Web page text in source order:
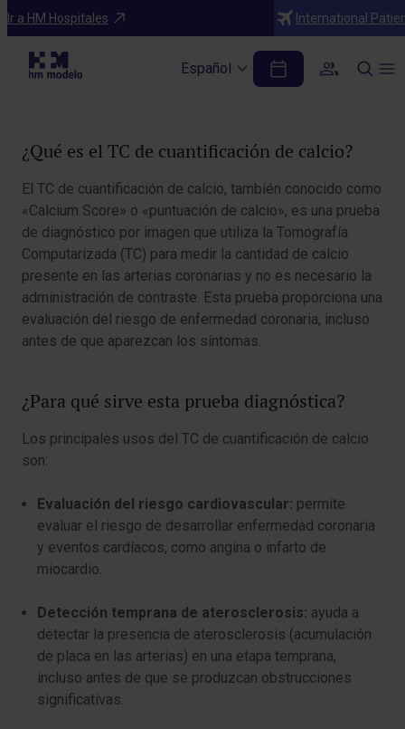
Ir a HM Hospitales International
Español
Diagnósticos
TC cuantificación de calcio
¿Qué es el TC de cuantificación de calcio?
El TC de cuantificación de calcio, también conocido como
«Calcium Score» o «puntuación de calcio», es una prueba
de diagnóstico por imagen que utiliza la Tomografía
Computarizada (TC) para medir la cantidad de calcio
presente en las arterias coronarias y no es necesario la
administración de contraste. Esta prueba proporciona una
evaluación del riesgo de enfermedad coronaria, incluso
antes de que aparezcan los síntomas.
¿Para qué sirve esta prueba diagnóstica?
Los principales usos del TC de cuantificación de calcio
son:
Evaluación del riesgo cardiovascular: permite
evaluar el riesgo de desarrollar enfermedad coronaria
y eventos cardíacos, como angina o infarto de
miocardio.
Detección temprana de aterosclerosis: ayuda a
detectar la presencia de aterosclerosis (acumulación
de placa en las arterias) en una etapa temprana,
incluso antes de que se produzcan obstrucciones
significativas.